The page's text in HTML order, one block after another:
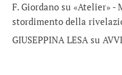
F. Giordano su «Atelier» -
stordimento della
GIUSEPPINA LESAsu